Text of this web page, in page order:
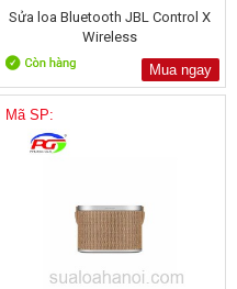
Sửa loa Bluetooth JBL Control X
Wireless
Mua ngay
Mã SP: